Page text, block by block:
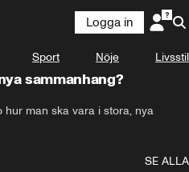
Logga in
Sport Nöje Livsstil
sammanhang?
man ska vara i stora, nya
SE ALLA